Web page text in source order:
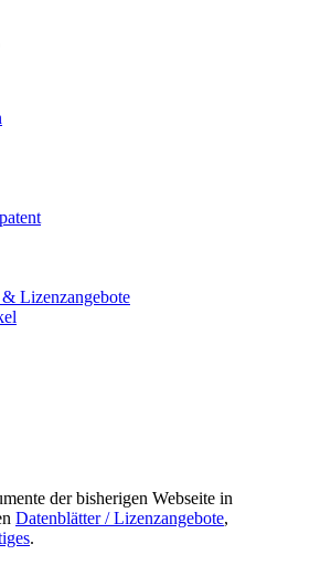
Lizenzangebote
der bisherigen Webseite in
Datenblätter / Lizenzangebote,
.